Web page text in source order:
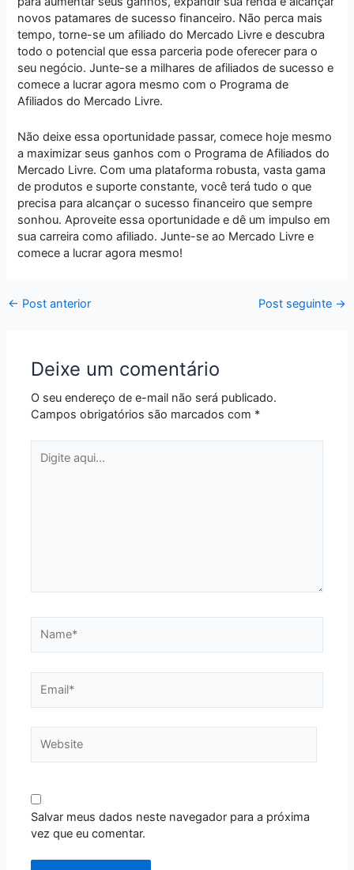
novos patamares de sucesso financeiro. Não perca mais
tempo, torne-se um afiliado do Mercado Livre e descubra
todo o potencial que essa parceria pode oferecer para o
seu negócio. Junte-se a milhares de afiliados de sucesso e
comece a lucrar agora mesmo com o Programa de
Afiliados do Mercado Livre.
Não deixe essa oportunidade passar, comece hoje mesmo
a maximizar seus ganhos com o Programa de Afiliados do
Mercado Livre. Com uma plataforma robusta, vasta gama
de produtos e suporte constante, você terá tudo o que
precisa para alcançar o sucesso financeiro que sempre
sonhou. Aproveite essa oportunidade e dê um impulso em
sua carreira como afiliado. Junte-se ao Mercado Livre e
comece a lucrar agora mesmo!
← Post anterior Post seguinte →
Deixe um comentário
O seu endereço de e-mail não será publicado.
Campos obrigatórios são marcados com *
aqui...
Salvar meus dados neste navegador para a próxima
vez que eu comentar.